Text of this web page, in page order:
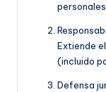
Extiende
(incluido
Defensa